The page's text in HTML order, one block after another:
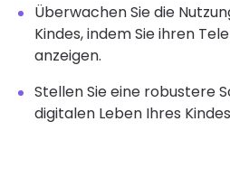
Überwachen Sie die
Kindes, indem Sie ihren
anzeigen.
Stellen Sie eine robustere
digitalen Leben Ihres